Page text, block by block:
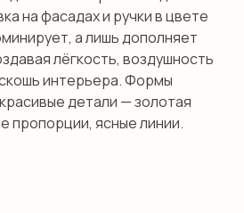
на фасадах и ручки в цвете
а лишь дополняет
лёгкость, воздушность
интерьера. Формы
детали — золотая
пропорции, ясные линии.